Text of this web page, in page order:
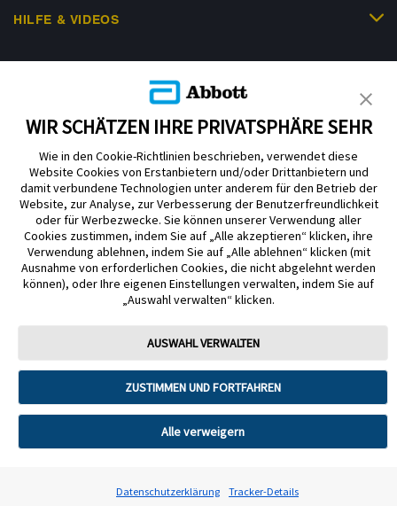
HILFE & VIDEOS
Impressum Nutzungsbedingungen
Datenschutzerklärung
Cookie Richtlinie
Barrierefreiheitserklärung
Mitteilung zur Datenverordnung
Cookie-Präferenzen
Copyright © 2026 Abbott. Alle Rechte vorbehalten. Libre, das
Designs sind das geistige Eigentum der Abbott Unternehmensgruppe in
ausgewählten Ländern.
Tandem Diabetes Care, Inc. Alle Rechte vorbehalten. Tandem Diabetes
Care, die Tandem Logos, Control-IQ, Control-IQ+, t:slim X2, t:slim, Tandem
t:slim Mobile App und Tandem Source sind eingetragene Marken oder
Marken von Tandem Diabetes Care, Inc. in den USA und/oder anderen
Ländern.
WIR SCHÄTZEN IHRE PRIVATSPHÄRE SEHR
Wie in den Cookie-Richtlinien beschrieben, verwendet diese
Website Cookies von Erstanbietern und/oder Drittanbietern und
damit verbundene Technologien unter anderem für den Betrieb der
Website, zur Analyse, zur Verbesserung der Benutzerfreundlichkeit
oder für Werbezwecke. Sie können unserer Verwendung aller
Cookies zustimmen, indem Sie auf „Alle akzeptieren“ klicken, ihre
Verwendung ablehnen, indem Sie auf „Alle ablehnen“ klicken (mit
Ausnahme von erforderlichen Cookies, die nicht abgelehnt werden
können), oder Ihre eigenen Einstellungen verwalten, indem Sie auf
„Auswahl verwalten“ klicken.
AUSWAHL VERWALTEN
ZUSTIMMEN UND FORTFAHREN
Alle verweigern
Datenschutzerklärung Tracker-Details